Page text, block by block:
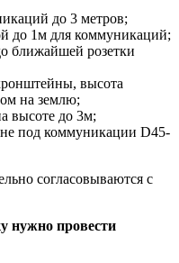
до 3 метров;
до 1м для коммуникаций;
ближайшей розетки
высота
на землю;
высоте до 3м;
под коммуникации D45-
согласовываются с
нужно провести